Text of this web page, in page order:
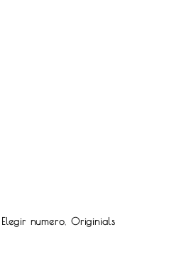
Elegir numero,Originials